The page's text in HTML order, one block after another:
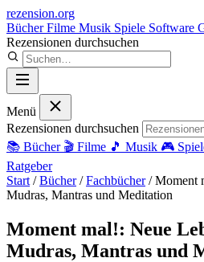
rezension.org
BücherFilme Musik Spiele Software
Rezensionen durchsuchen
Menü
Rezensionen durchsuchen
📚 Bücher 🎬 Filme 🎵 Musik 🎮
Ratgeber
Start / Bücher / Fachbücher / Moment
Mudras, Mantras und Meditation
Moment mal!: Neue
Mudras, Mantras und